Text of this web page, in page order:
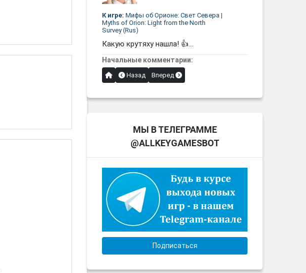
К игре: Мифы об Орионе: Свет Севера |
Myths of Orion: Light from the North
Survey (Rus)
Какую крутяху нашла! 👍...
Начальные комментарии:
Назад Вперед
МЫ В ТЕЛЕГРАММЕ
@ALLKEYGAMESBOT
Подписаться